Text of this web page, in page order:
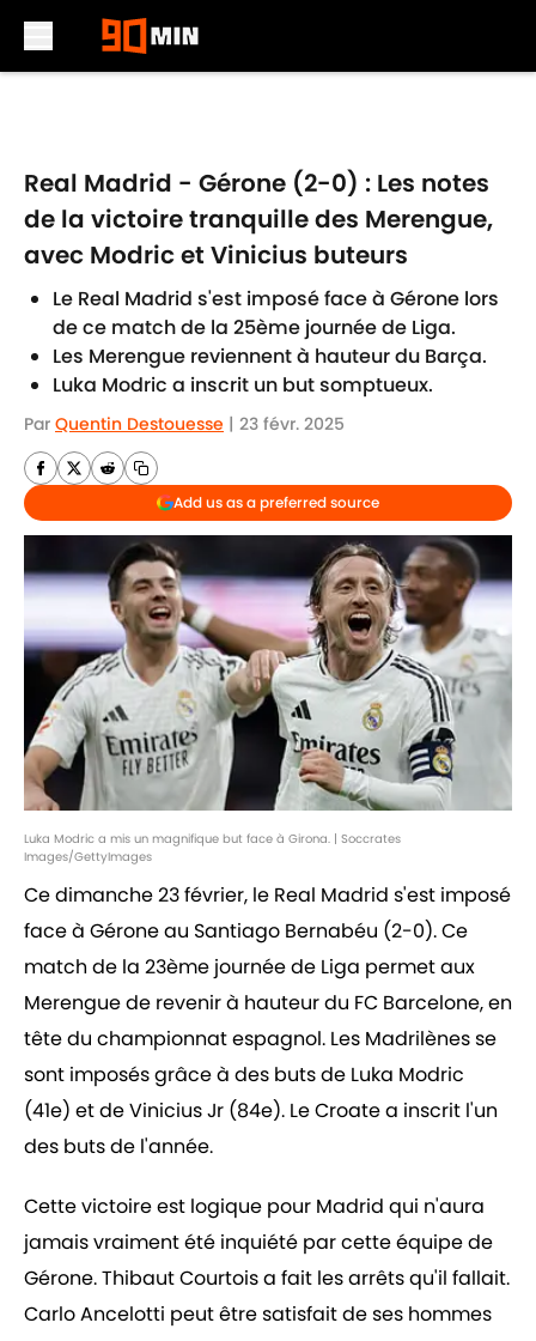
Real Madrid - Gérone (2-0) : Les notes
de la victoire tranquille des Merengue,
avec Modric et Vinicius buteurs
Le Real Madrid s'est imposé face à Gérone lors
de ce match de la 25ème journée de Liga.
Les Merengue reviennent à hauteur du Barça.
Luka Modric a inscrit un but somptueux.
Par Quentin Destouesse | 23 févr. 2025
Add us as a preferred source
Luka Modric a mis un magnifique but face à Girona. | Soccrates
Images/GettyImages
Ce dimanche 23 février, le Real Madrid s'est imposé
face à Gérone au Santiago Bernabéu (2-0). Ce
match de la 23ème journée de Liga permet aux
Merengue de revenir à hauteur du FC Barcelone, en
tête du championnat espagnol. Les Madrilènes se
sont imposés grâce à des buts de Luka Modric
(41e) et de Vinicius Jr (84e). Le Croate a inscrit l'un
des buts de l'année.
Cette victoire est logique pour Madrid qui n'aura
jamais vraiment été inquiété par cette équipe de
Gérone. Thibaut Courtois a fait les arrêts qu'il fallait.
Carlo Ancelotti peut être satisfait de ses hommes